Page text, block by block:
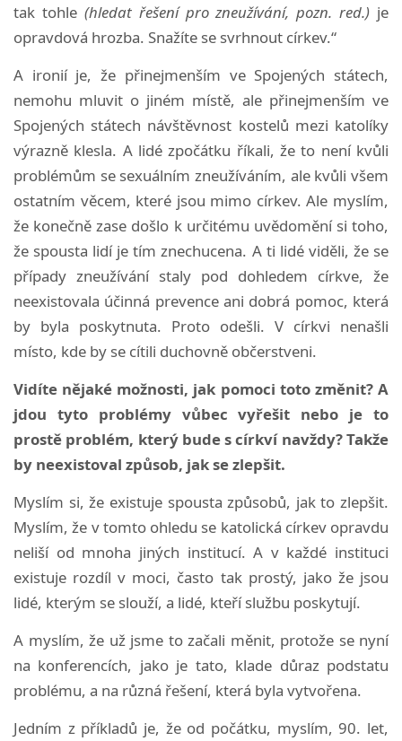
tak tohle (hledat řešení pro zneužívání, pozn. red.) je
opravdová hrozba. Snažíte se svrhnout církev.“
A ironií je, že přinejmenším ve Spojených státech,
nemohu mluvit o jiném místě, ale přinejmenším ve
Spojených státech návštěvnost kostelů mezi katolíky
výrazně klesla. A lidé zpočátku říkali, že to není kvůli
problémům se sexuálním zneužíváním, ale kvůli všem
ostatním věcem, které jsou mimo církev. Ale myslím,
že konečně zase došlo k určitému uvědomění si toho,
že spousta lidí je tím znechucena. A ti lidé viděli, že se
případy zneužívání staly pod dohledem církve, že
neexistovala účinná prevence ani dobrá pomoc, která
by byla poskytnuta. Proto odešli. V církvi nenašli
místo, kde by se cítili duchovně občerstveni.
Vidíte nějaké možnosti, jak pomoci toto změnit? A
jdou tyto problémy vůbec vyřešit nebo je to
prostě problém, který bude s církví navždy? Takže
by neexistoval způsob, jak se zlepšit.
Myslím si, že existuje spousta způsobů, jak to zlepšit.
Myslím, že v tomto ohledu se katolická církev opravdu
neliší od mnoha jiných institucí. A v každé instituci
existuje rozdíl v moci, často tak prostý, jako že jsou
lidé, kterým se slouží, a lidé, kteří službu poskytují.
A myslím, že už jsme to začali měnit, protože se nyní
na konferencích, jako je tato, klade důraz podstatu
problému, a na různá řešení, která byla vytvořena.
Jedním z příkladů je, že od počátku, myslím, 90. let,